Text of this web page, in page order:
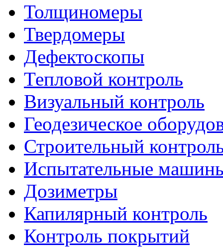
Толщиномеры
Твердомеры
Дефектоскопы
Тепловой контроль
Визуальный контроль
Геодезическое
Строительный
Испытательные
Дозиметры
Капилярный контроль
Контроль покрытий